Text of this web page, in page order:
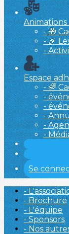
Animations
- 🎁
- 🎉
-
Espace
- 🌈
-
-
-
-
-
Se
-
- Brochure
- L'équipe
- Sponsors
- Nos